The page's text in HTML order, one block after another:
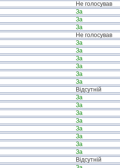
Не голосував
За
За
За
Не голосував
За
За
За
За
За
За
Відсутній
За
За
За
За
За
За
За
За
Відсутній